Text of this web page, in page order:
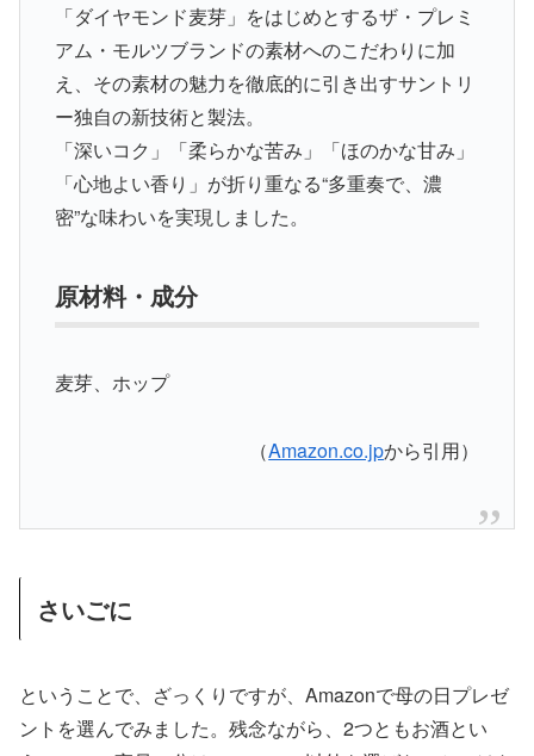
「ダイヤモンド麦芽」をはじめとするザ・プレミ
アム・モルツブランドの素材へのこだわりに加
え、その素材の魅力を徹底的に引き出すサントリ
ー独自の新技術と製法。
「深いコク」「柔らかな苦み」「ほのかな甘み」
「心地よい香り」が折り重なる“多重奏で、濃
密”な味わいを実現しました。
原材料・成分
麦芽、ホップ
（Amazon.co.jpから引用）
さいごに
ということで、ざっくりですが、Amazonで母の日プレゼ
ントを選んでみました。残念ながら、2つともお酒とい